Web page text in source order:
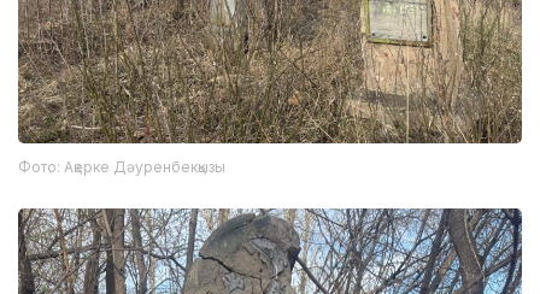
Фото: Ақерке Дәуренбекқызы